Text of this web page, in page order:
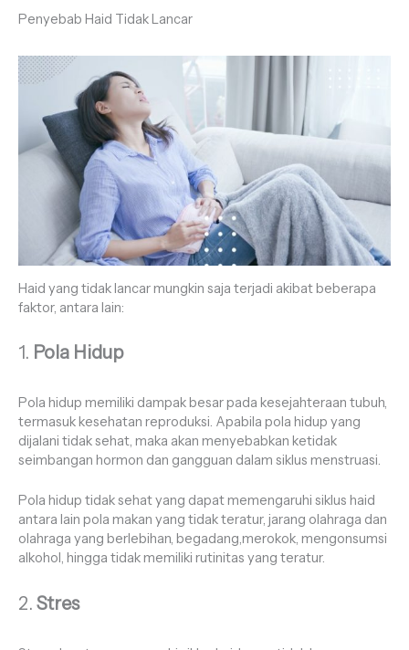
Penyebab Haid Tidak Lancar
Haid yang tidak lancar mungkin saja terjadi akibat beberapa
faktor, antara lain:
1. Pola Hidup
Pola hidup memiliki dampak besar pada kesejahteraan tubuh,
termasuk kesehatan reproduksi. Apabila pola hidup yang
dijalani tidak sehat, maka akan menyebabkan ketidak
seimbangan hormon dan gangguan dalam siklus menstruasi.
Pola hidup tidak sehat yang dapat memengaruhi siklus haid
antara lain pola makan yang tidak teratur, jarang olahraga dan
olahraga yang berlebihan, begadang,merokok, mengonsumsi
alkohol, hingga tidak memiliki rutinitas yang teratur.
2. Stres